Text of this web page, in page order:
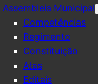
Assembleia Municipal
Competências
Regimento
Constituição
Atas
Editais